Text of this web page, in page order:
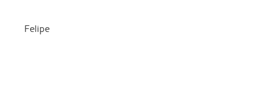
Felipe